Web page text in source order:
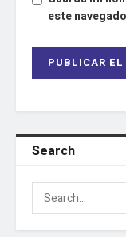
este
Search